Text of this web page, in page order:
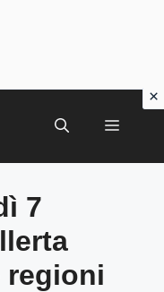
MENU
7
regioni